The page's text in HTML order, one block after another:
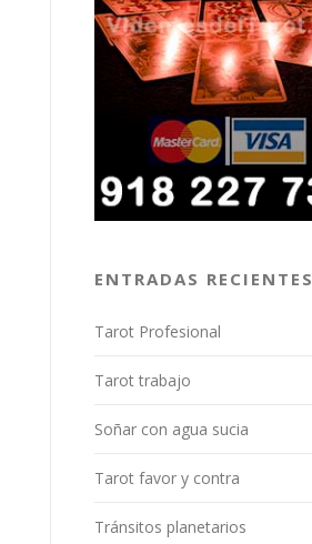
ENTRADAS RECIENTES
Tarot Profesional
Tarot trabajo
Soñar con agua sucia
Tarot favor y contra
Tránsitos planetarios